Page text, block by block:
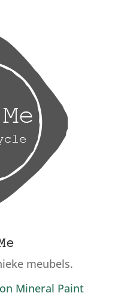
meubels.
Mineral Paint